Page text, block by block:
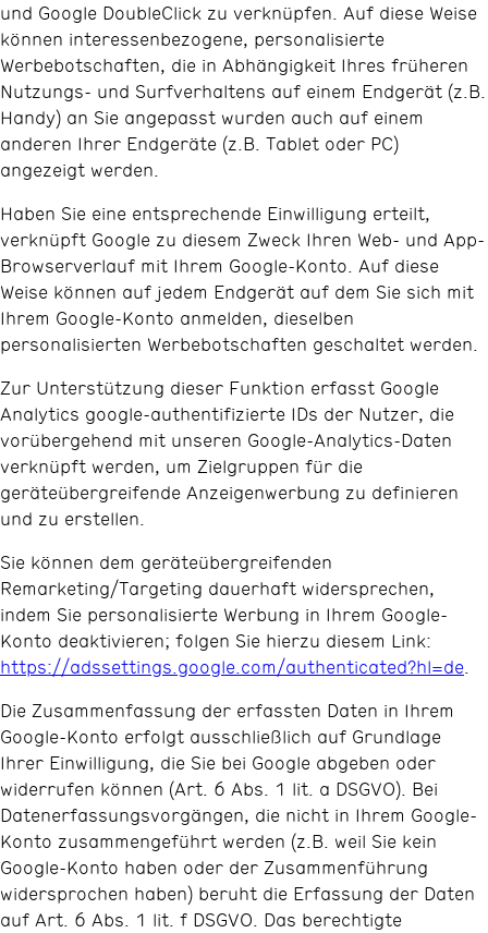
und Google DoubleClick zu verknüpfen. Auf diese Weise
können interessenbezogene, personalisierte
Werbebotschaften, die in Abhängigkeit Ihres früheren
Nutzungs- und Surfverhaltens auf einem Endgerät (z.B.
Handy) an Sie angepasst wurden auch auf einem
anderen Ihrer Endgeräte (z.B. Tablet oder PC)
angezeigt werden.
Haben Sie eine entsprechende Einwilligung erteilt,
verknüpft Google zu diesem Zweck Ihren Web- und App-
Browserverlauf mit Ihrem Google-Konto. Auf diese
Weise können auf jedem Endgerät auf dem Sie sich mit
Ihrem Google-Konto anmelden, dieselben
personalisierten Werbebotschaften geschaltet werden.
Zur Unterstützung dieser Funktion erfasst Google
Analytics google-authentifizierte IDs der Nutzer, die
vorübergehend mit unseren Google-Analytics-Daten
verknüpft werden, um Zielgruppen für die
geräteübergreifende Anzeigenwerbung zu definieren
und zu erstellen.
Sie können dem geräteübergreifenden
Remarketing/Targeting dauerhaft widersprechen,
indem Sie personalisierte Werbung in Ihrem Google-
Konto deaktivieren; folgen Sie hierzu diesem Link:
https://adssettings.google.com/authenticated?hl=de.
Die Zusammenfassung der erfassten Daten in Ihrem
Google-Konto erfolgt ausschließlich auf Grundlage
Ihrer Einwilligung, die Sie bei Google abgeben oder
widerrufen können (Art. 6 Abs. 1 lit. a DSGVO). Bei
Datenerfassungsvorgängen, die nicht in Ihrem Google-
Konto zusammengeführt werden (z.B. weil Sie kein
Google-Konto haben oder der Zusammenführung
widersprochen haben) beruht die Erfassung der Daten
auf Art. 6 Abs. 1 lit. f DSGVO. Das berechtigte